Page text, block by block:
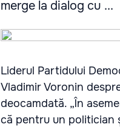
merge la dialog cu ...
Liderul Partidului
Vladimir Voronin
deocamdată. „În
că pentru un politician